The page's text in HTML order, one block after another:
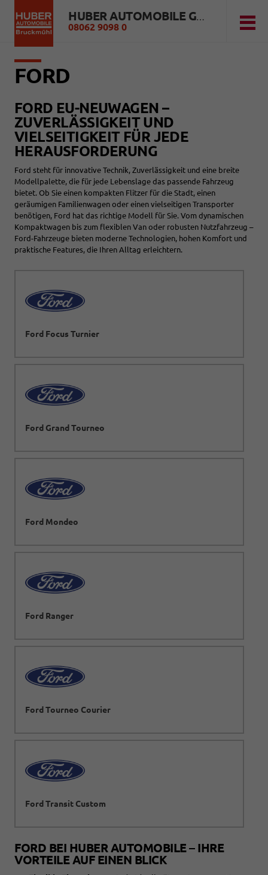
HUBER AUTOMOBILE GMBH
08062 9098 0
FORD
FORD EU-NEUWAGEN –
ZUVERLÄSSIGKEIT UND
VIELSEITIGKEIT FÜR JEDE
HERAUSFORDERUNG
Ford steht für innovative Technik, Zuverlässigkeit und eine breite
Modellpalette, die für jede Lebenslage das passende Fahrzeug
bietet. Ob Sie einen kompakten Flitzer für die Stadt, einen
geräumigen Familienwagen oder einen vielseitigen Transporter
benötigen, Ford hat das richtige Modell für Sie. Vom dynamischen
Kompaktwagen bis zum flexiblen Van oder robusten Nutzfahrzeug –
Ford-Fahrzeuge bieten moderne Technologien, hohen Komfort und
praktische Features, die Ihren Alltag erleichtern.
Ford Focus Turnier
Ford Grand Tourneo
Ford Mondeo
Ford Ranger
Ford Tourneo Courier
Ford Transit Custom
FORD BEI HUBER AUTOMOBILE – IHRE
VORTEILE AUF EINEN BLICK